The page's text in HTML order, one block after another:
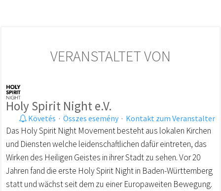
VERANSTALTET VON
Holy Spirit Night e.V.
Követés · Összes esemény · Kontakt zum Veranstalter
Das Holy Spirit Night Movement besteht aus lokalen Kirchen
und Diensten welche leidenschaftlichen dafür eintreten, das
Wirken des Heiligen Geistes in ihrer Stadt zu sehen. Vor 20
Jahren fand die erste Holy Spirit Night in Baden-Württemberg
statt und wächst seit dem zu einer Europaweiten Bewegung.